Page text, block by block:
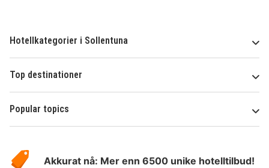
Hotellkategorier i Sollentuna
Top destinationer
Popular topics
Hotelspecials
Akkurat nå: Mer enn 6500 unike hotelltilbud!